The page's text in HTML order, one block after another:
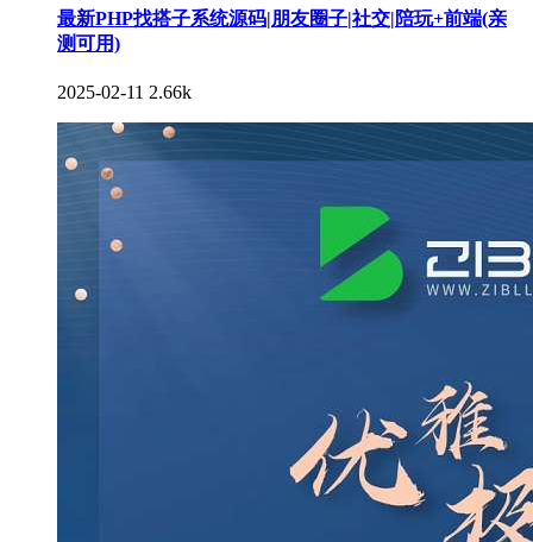
最新PHP找搭子系统源码|朋友圈子|社交|陪玩+前端(亲
测可用)
2025-02-11 2.66k